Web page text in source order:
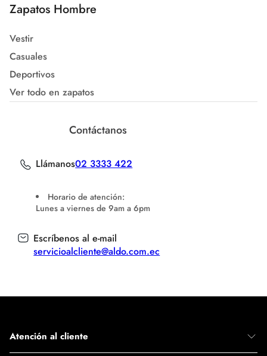
Zapatos Hombre
Vestir
Casuales
Deportivos
Ver todo en zapatos
Contáctanos
Llámanos02 3333 422
Horario de atención:
Lunes a viernes de 9am a 6pm
Escríbenos al e-mail
servicioalcliente@aldo.com.ec
Atención al cliente